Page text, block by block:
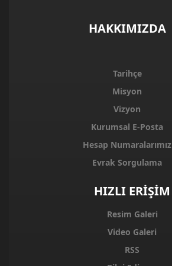
HAKKIMIZDA
Tarihçe
Misyon
Vizyon
Kurumsal E-Posta
Hesap Numaralarımız
Evrak Sorgulama
HIZLI ERİŞİM
Resim Galeri
Video Galeri
RSS